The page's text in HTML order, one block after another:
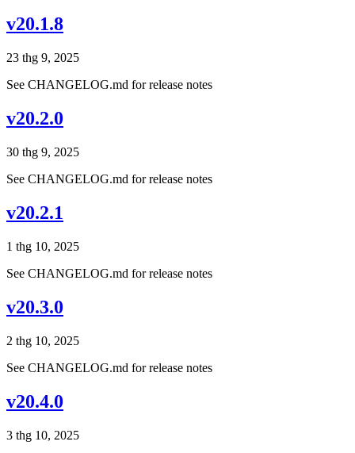
v20.1.8
23 thg 9, 2025
See CHANGELOG.md for release notes
v20.2.0
30 thg 9, 2025
See CHANGELOG.md for release notes
v20.2.1
1 thg 10, 2025
See CHANGELOG.md for release notes
v20.3.0
2 thg 10, 2025
See CHANGELOG.md for release notes
v20.4.0
3 thg 10, 2025